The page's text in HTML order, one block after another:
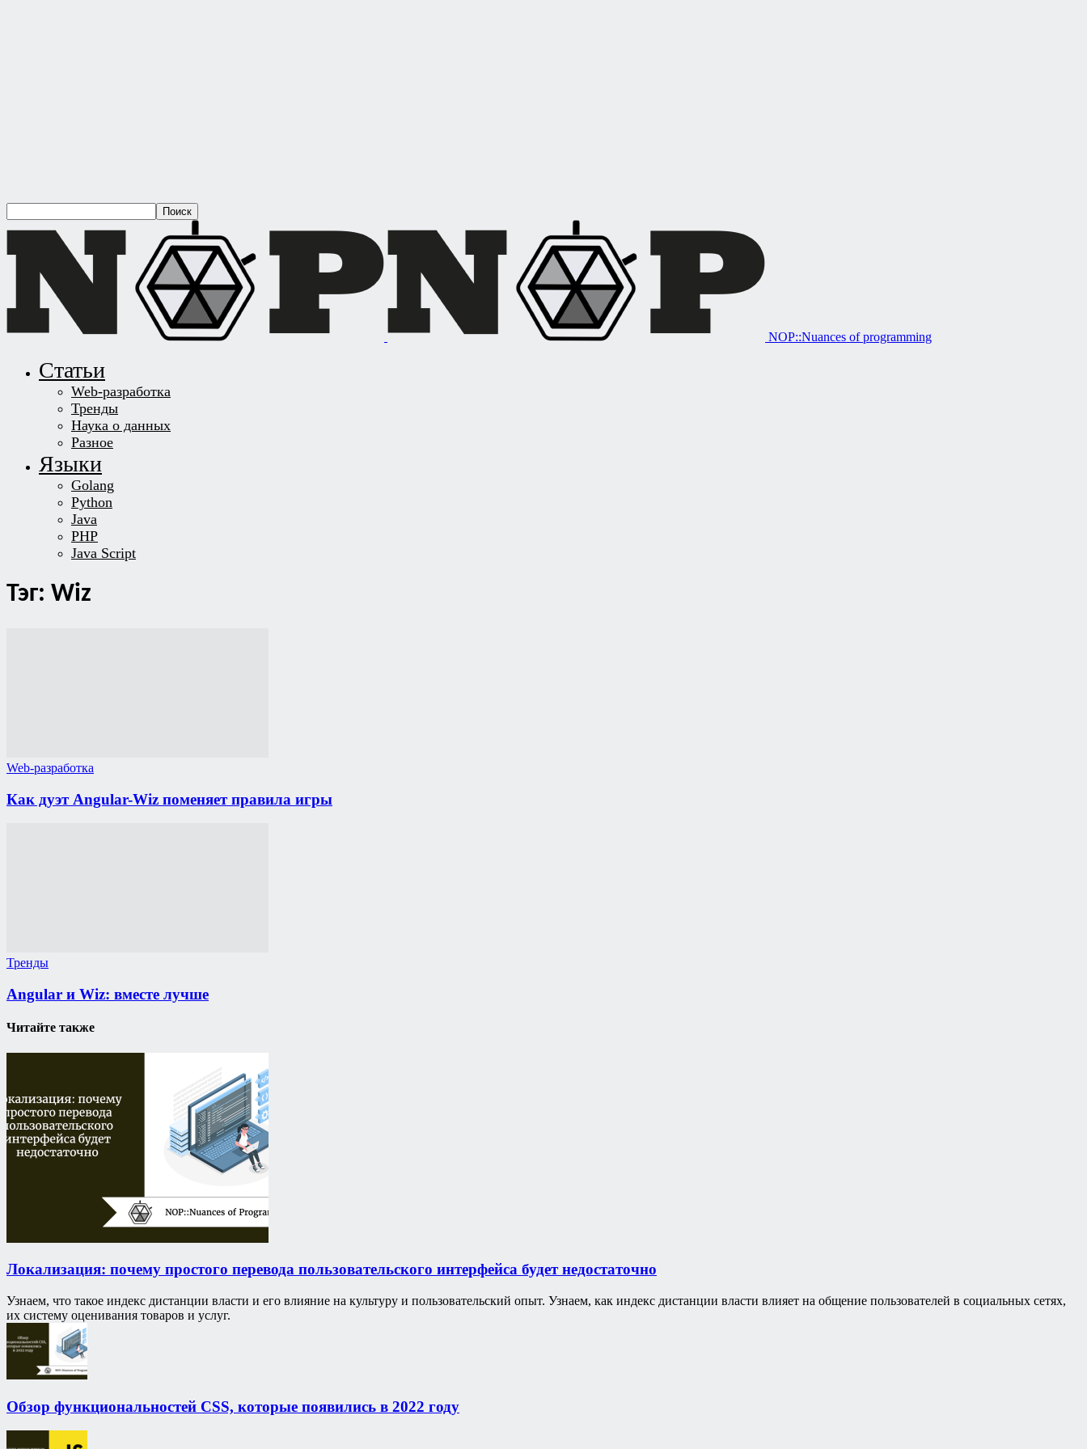
NOP::Nuances of programming
Статьи
Web-разработка
Тренды
Наука о данных
Разное
Языки
Golang
Python
Java
PHP
Java Script
Тэг: Wiz
Web-разработка
Как дуэт Angular-Wiz поменяет правила игры
Тренды
Angular и Wiz: вместе лучше
Читайте также
Локализация: почему простого перевода пользовательского интерфейса будет недостаточно
Узнаем, что такое индекс дистанции власти и его влияние на культуру и пользовательский опыт. Узнаем, как индекс дистанции власти влияет на общение пользователей в социальных сетях,
их систему оценивания товаров и услуг.
Обзор функциональностей CSS, которые появились в 2022 году